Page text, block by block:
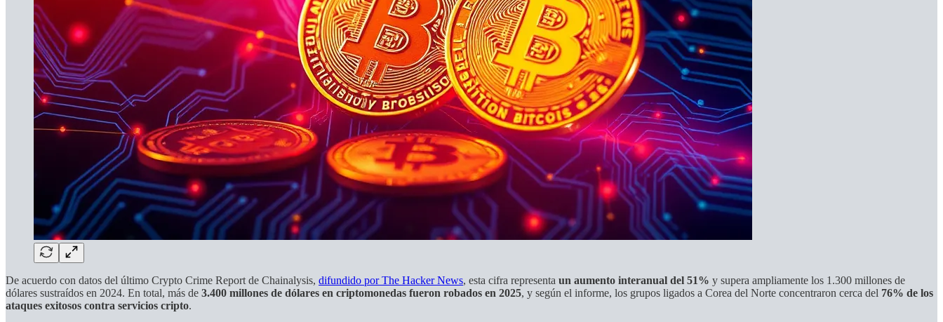
De acuerdo con datos del último Crypto Crime Report de Chainalysis, difundido por The Hacker News, esta cifra representa un aumento interanual del 51% y supera ampliamente los 1.300 millones de
dólares sustraídos en 2024. En total, más de 3.400 millones de dólares en criptomonedas fueron robados en 2025, y según el informe, los grupos ligados a Corea del Norte concentraron cerca del 76% de los
ataques exitosos contra servicios cripto.